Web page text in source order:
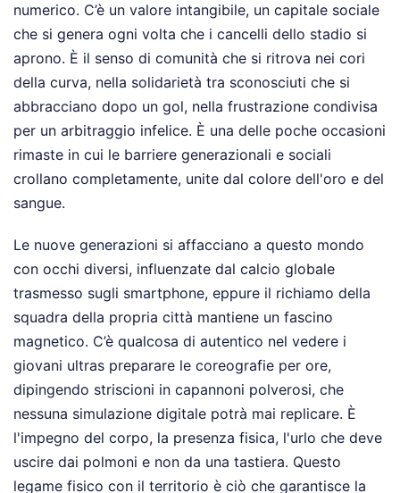
numerico. C’è un valore intangibile, un capitale sociale
che si genera ogni volta che i cancelli dello stadio si
aprono. È il senso di comunità che si ritrova nei cori
della curva, nella solidarietà tra sconosciuti che si
abbracciano dopo un gol, nella frustrazione condivisa
per un arbitraggio infelice. È una delle poche occasioni
rimaste in cui le barriere generazionali e sociali
crollano completamente, unite dal colore dell'oro e del
sangue.
Le nuove generazioni si affacciano a questo mondo
con occhi diversi, influenzate dal calcio globale
trasmesso sugli smartphone, eppure il richiamo della
squadra della propria città mantiene un fascino
magnetico. C’è qualcosa di autentico nel vedere i
giovani ultras preparare le coreografie per ore,
dipingendo striscioni in capannoni polverosi, che
nessuna simulazione digitale potrà mai replicare. È
l'impegno del corpo, la presenza fisica, l'urlo che deve
uscire dai polmoni e non da una tastiera. Questo
legame fisico con il territorio è ciò che garantisce la